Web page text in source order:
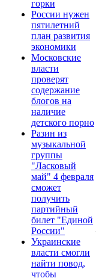
горки
России нужен
пятилетний
план развития
экономики
Московские
власти
проверят
содержание
блогов на
наличие
детского порно
Разин из
музыкальной
группы
"Ласковый
май" 4 февраля
сможет
получить
партийный
билет "Единой
России"
Украинские
власти смогли
найти повод,
чтобы